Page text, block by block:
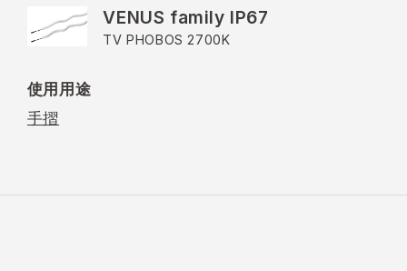
VENUS family IP67
TV PHOBOS 2700K
使用用途
手摺